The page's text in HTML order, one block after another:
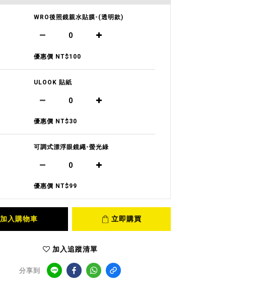
WRO後照鏡親水貼膜-(透明款)
優惠價 NT$100
ULOOK 貼紙
優惠價 NT$30
可調式漂浮眼鏡繩-螢光綠
優惠價 NT$99
加入購物車 立即購買
加入追蹤清單
分享到